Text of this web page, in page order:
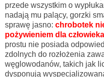
przede wszystkim o
nadają mu palący, gorzki
sprawę jasno: chrobotek
pożywieniem dla człowieka
prostu nie posiada
zdolnych do rozłożenia
węglowodanów, takich jak
dysponują